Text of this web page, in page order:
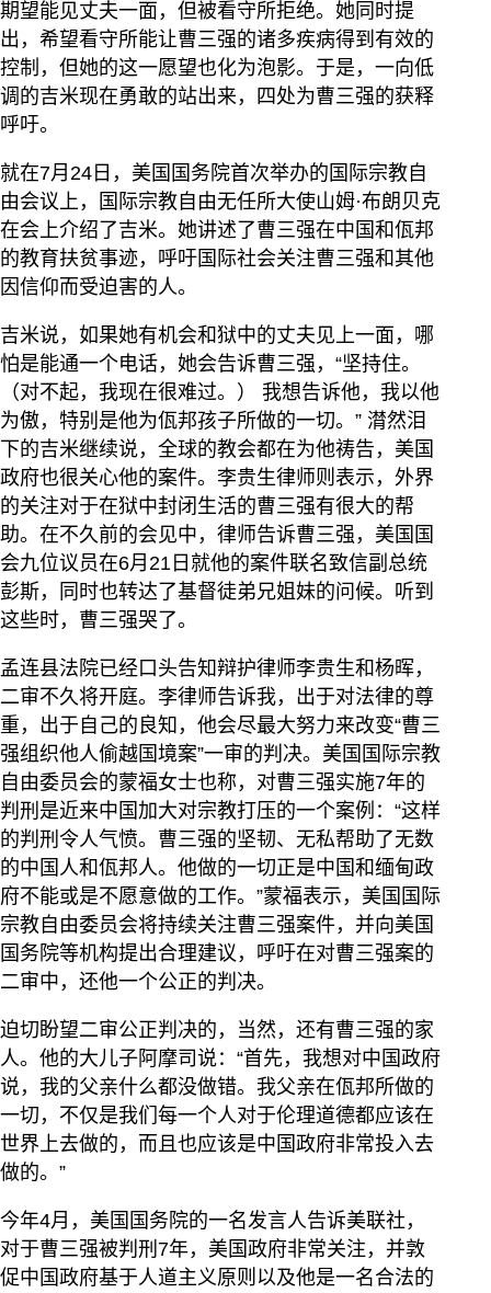
期望能见丈夫一面，但被看守所拒绝。她同时提
出，希望看守所能让曹三强的诸多疾病得到有效的
控制，但她的这一愿望也化为泡影。于是，一向低
调的吉米现在勇敢的站出来，四处为曹三强的获释
呼吁。
就在7月24日，美国国务院首次举办的国际宗教自
由会议上，国际宗教自由无任所大使山姆·布朗贝克
在会上介绍了吉米。她讲述了曹三强在中国和佤邦
的教育扶贫事迹，呼吁国际社会关注曹三强和其他
因信仰而受迫害的人。
吉米说，如果她有机会和狱中的丈夫见上一面，哪
怕是能通一个电话，她会告诉曹三强，“坚持住。
（对不起，我现在很难过。） 我想告诉他，我以他
为傲，特别是他为佤邦孩子所做的一切。” 潸然泪
下的吉米继续说，全球的教会都在为他祷告，美国
政府也很关心他的案件。李贵生律师则表示，外界
的关注对于在狱中封闭生活的曹三强有很大的帮
助。在不久前的会见中，律师告诉曹三强，美国国
会九位议员在6月21日就他的案件联名致信副总统
彭斯，同时也转达了基督徒弟兄姐妹的问候。听到
这些时，曹三强哭了。
孟连县法院已经口头告知辩护律师李贵生和杨晖，
二审不久将开庭。李律师告诉我，出于对法律的尊
重，出于自己的良知，他会尽最大努力来改变“曹三
强组织他人偷越国境案”一审的判决。美国国际宗教
自由委员会的蒙福女士也称，对曹三强实施7年的
判刑是近来中国加大对宗教打压的一个案例：“这样
的判刑令人气愤。曹三强的坚韧、无私帮助了无数
的中国人和佤邦人。他做的一切正是中国和缅甸政
府不能或是不愿意做的工作。”蒙福表示，美国国际
宗教自由委员会将持续关注曹三强案件，并向美国
国务院等机构提出合理建议，呼吁在对曹三强案的
二审中，还他一个公正的判决。
迫切盼望二审公正判决的，当然，还有曹三强的家
人。他的大儿子阿摩司说：“首先，我想对中国政府
说，我的父亲什么都没做错。我父亲在佤邦所做的
一切，不仅是我们每一个人对于伦理道德都应该在
世界上去做的，而且也应该是中国政府非常投入去
做的。”
今年4月，美国国务院的一名发言人告诉美联社，
对于曹三强被判刑7年，美国政府非常关注，并敦
促中国政府基于人道主义原则以及他是一名合法的